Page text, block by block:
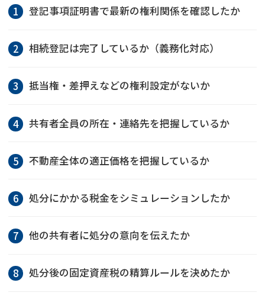
登記事項証明書で最新の権利関係を確認したか
相続登記は完了しているか（義務化対応）
抵当権・差押えなどの権利設定がないか
共有者全員の所在・連絡先を把握しているか
不動産全体の適正価格を把握しているか
処分にかかる税金をシミュレーションしたか
他の共有者に処分の意向を伝えたか
処分後の固定資産税の精算ルールを決めたか